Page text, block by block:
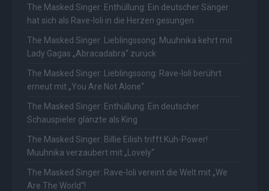
The Masked Singer: Enthüllung: Ein deutscher Sänger
hat sich als Rave-Ioli in die Herzen gesungen
The Masked Singer: Lieblingssong: Muuhnika kehrt mit
Lady Gagas „Abracadabra“ zurück
The Masked Singer: Lieblingssong: Rave-Ioli berührt
erneut mit „You Are Not Alone“
The Masked Singer: Enthüllung: Ein deutscher
Schauspieler glänzte als King
The Masked Singer: Billie Eilish trifft Kuh-Power!
Muuhnika verzaubert mit „Lovely“
The Masked Singer: Rave-Ioli vereint die Welt mit „We
Are The World“!